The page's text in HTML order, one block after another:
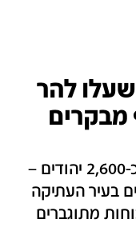
להר
מ-15 אלף מבקרים
לרגל יום ירושלים עלו להר הבית כ-2,600 יהודים –
בעיר העתיקה
מתוגברים